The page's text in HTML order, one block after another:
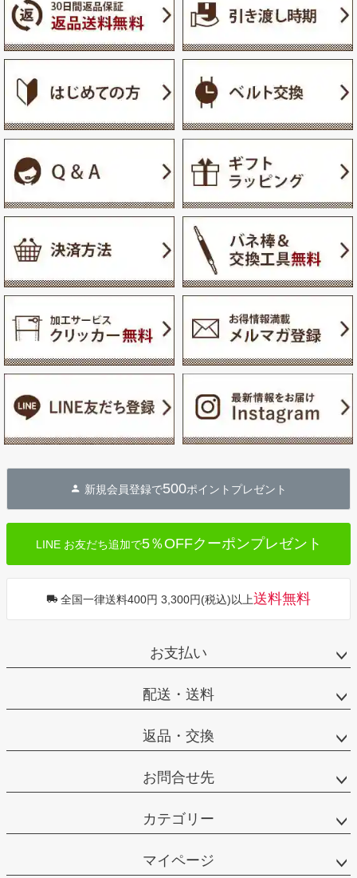
新規会員登録で500ポイントプレゼント
LINE お友だち追加で5％OFFクーポンプレゼント
全国一律送料400円 3,300円(税込)以上送料無料
お支払い
配送・送料
返品・交換
お問合せ先
カテゴリー
マイページ